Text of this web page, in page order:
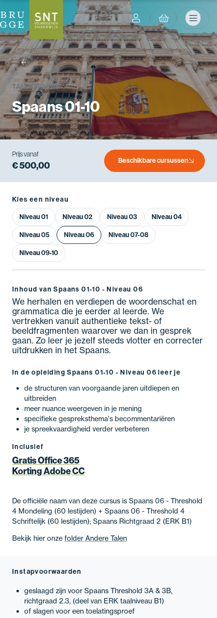
Prijs vanaf
€ 500,00 Beschikbare cursussen
terug
TALENSPAANS
Spaans 01-10
Kies een niveau
Niveau 01 Niveau 02 Niveau 03 Niveau 04
Niveau 05 Niveau 06 Niveau 07-08
Niveau 09-10
Inhoud van Spaans 01-10 - Niveau 06
We herhalen en verdiepen de woordenschat en
grammatica die je eerder al leerde. We
vertrekken vanuit authentieke tekst- of
beeldfragmenten waarover we dan in gesprek
gaan. Zo leer je jezelf steeds vlotter en correcter
uitdrukken in het Spaans.
In de opleiding Spaans 01-10 - Niveau 06 leer je
de structuren van voorgaande jaren uitdiepen en
uitbreiden
meer nuance weergeven in je mening
specifieke gespreksthema's becommentariëren
je spreekvaardigheid verder verbeteren
Inclusief
Gratis Office 365
Korting Adobe CC
De officiële naam van deze cursus is Spaans 06 - Threshold
4 Mondeling (60 lestijden) + Spaans 06 - Threshold 4
Schriftelijk (60 lestijden); Spaans Richtgraad 2 (ERK B1)
Bekijk hier onze folder Andere Talen
Instapvoorwaarden
geslaagd zijn voor Spaans Threshold 3A & 3B,
richtgraad 2.3, (deel van ERK taalniveau B1)
of slagen voor een toelatingsproef